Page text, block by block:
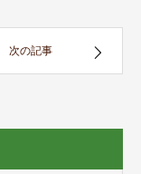
次の記事